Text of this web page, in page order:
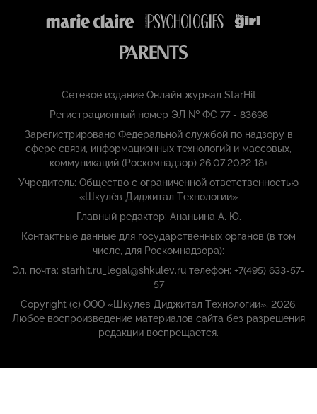
Сетевое издание Онлайн журнал StarHit
Регистрационный номер ЭЛ № ФС 77 - 83698
Зарегистрировано Федеральной службой по надзору в
сфере связи, информационных технологий и массовых,
коммуникаций (Роскомнадзор) 26.07.2022 18+
Учредитель: Общество с ограниченной ответственностью
«Шкулёв Диджитал Технологии»
Главный редактор: Ананьина А. Ю.
Контактные данные для государственных органов (в том
числе, для Роскомнадзора):
Эл. почта: starhit.ru_legal@shkulev.ru телефон: +7(495) 633-57-
57
Copyright (с) ООО «Шкулёв Диджитал Технологии», 2026.
Любое воспроизведение материалов сайта без разрешения
редакции воспрещается.